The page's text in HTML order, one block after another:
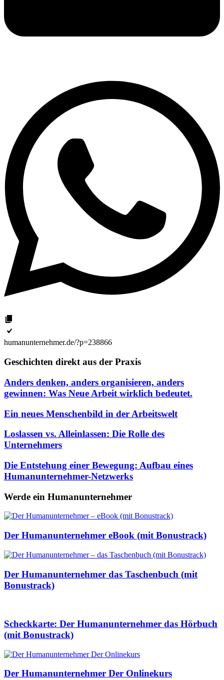
humanunternehmer.de/?p=238866
Geschichten direkt aus der Praxis
Anders denken, anders organisieren, anders
gewinnen: Was Neue Arbeit wirklich bedeutet.
Ein neues Menschenbild in der Arbeitswelt
Loslassen vs. Alleinlassen: Die Rolle des
Unternehmers
Die Entstehung einer Bewegung: Aufbau eines
Humanunternehmer-Netzwerks
Werde ein Humanunternehmer
Der Humanunternehmer eBook (mit Bonustrack)
Der Humanunternehmer das Taschenbuch (mit
Bonustrack)
Scheckkarte: Der Humanunternehmer das Hörbuch
(mit Bonustrack)
Der Humanunternehmer Der Onlinekurs